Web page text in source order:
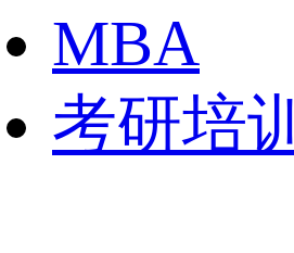
MBA
考研培训